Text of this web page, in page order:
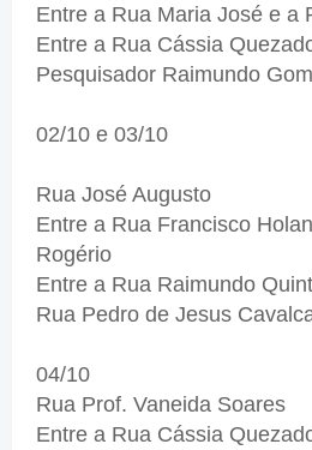
Entre a Rua Maria José e a
Entre a Rua Cássia
Pesquisador Raimundo
02/10 e 03/10
Rua José Augusto
Entre a Rua Francisco
Rogério
Entre a Rua Raimundo
Rua Pedro de Jesus
04/10
Rua Prof. Vaneida Soares
Entre a Rua Cássia